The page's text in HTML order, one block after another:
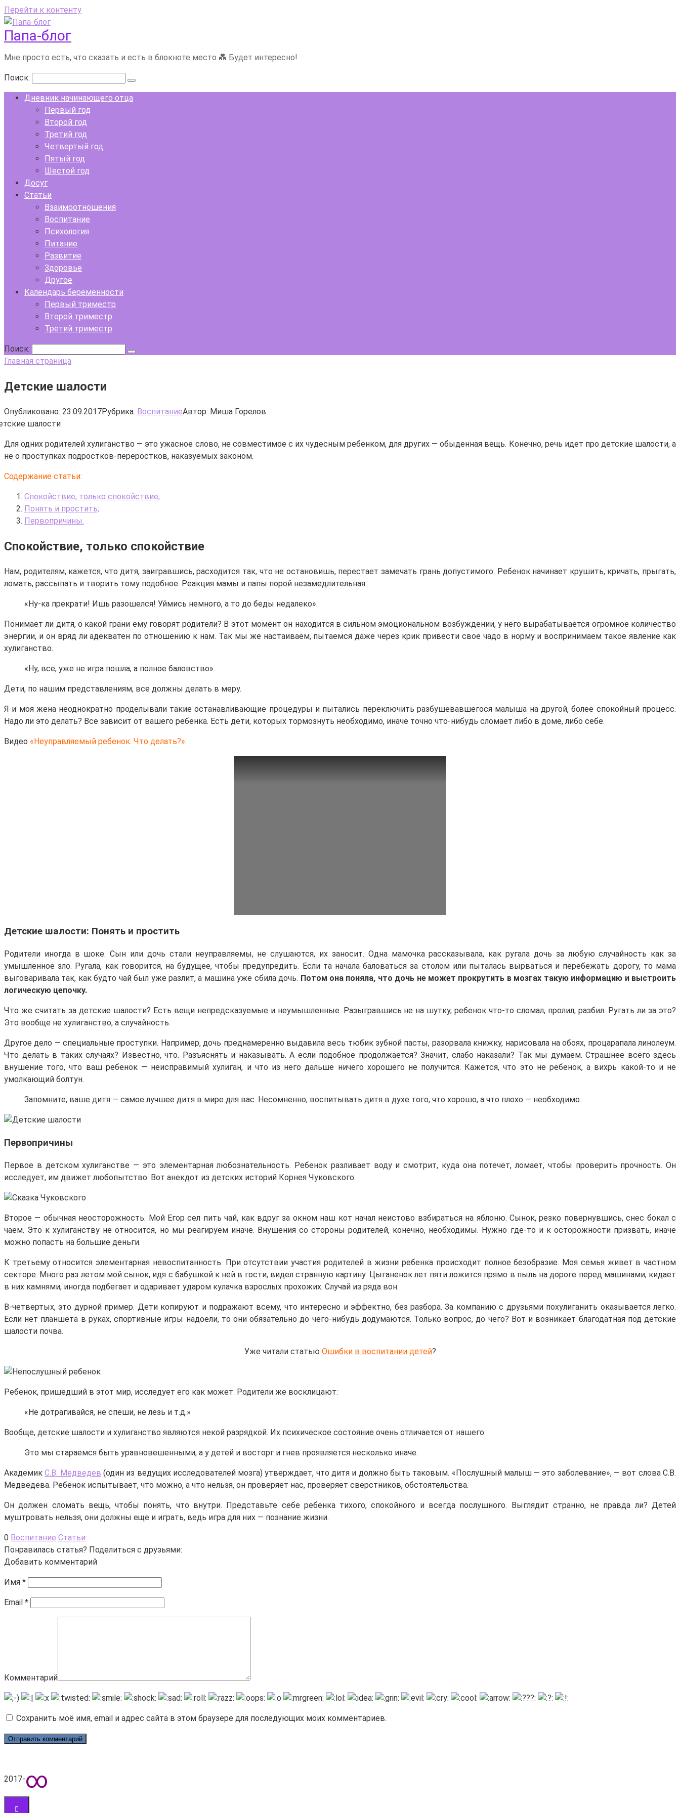
Перейти к контенту
Папа-блог
Мне просто есть, что сказать и есть в блокноте место 💑 Будет интересно!
Поиск:
Дневник начинающего отца
Первый год
Второй год
Третий год
Четвертый год
Пятый год
Шестой год
Досуг
Статьи
Взаимоотношения
Воспитание
Психология
Питание
Развитие
Здоровье
Другое
Календарь беременности
Первый триместр
Второй триместр
Третий триместр
Поиск:
Главная страница
Детские шалости
Опубликовано: 23.09.2017Рубрика: ВоспитаниеАвтор: Миша Горелов
Для одних родителей хулиганство — это ужасное слово, не совместимое с их чудесным ребенком, для других — обыденная вещь. Конечно, речь идет про детские шалости, а
не о проступках подростков-переростков, наказуемых законом.
Содержание статьи:
Спокойствие, только спокойствие;
Понять и простить;
Первопричины.
Спокойствие, только спокойствие
Нам, родителям, кажется, что дитя, заигравшись, расходится так, что не остановишь, перестает замечать грань допустимого. Ребенок начинает крушить, кричать, прыгать,
ломать, рассыпать и творить тому подобное. Реакция мамы и папы порой незамедлительная:
«Ну-ка прекрати! Ишь разошелся! Уймись немного, а то до беды недалеко».
Понимает ли дитя, о какой грани ему говорят родители? В этот момент он находится в сильном эмоциональном возбуждении, у него вырабатывается огромное количество
энергии, и он вряд ли адекватен по отношению к нам. Так мы же настаиваем, пытаемся даже через крик привести свое чадо в норму и воспринимаем такое явление как
хулиганство.
«Ну, все, уже не игра пошла, а полное баловство».
Дети, по нашим представлениям, все должны делать в меру.
Я и моя жена неоднократно проделывали такие останавливающие процедуры и пытались переключить разбушевавшегося малыша на другой, более спокойный процесс.
Надо ли это делать? Все зависит от вашего ребенка. Есть дети, которых тормознуть необходимо, иначе точно что-нибудь сломает либо в доме, либо себе.
Видео «Неуправляемый ребенок. Что делать?»:
Детские шалости: Понять и простить
Родители иногда в шоке. Сын или дочь стали неуправляемы, не слушаются, их заносит. Одна мамочка рассказывала, как ругала дочь за любую случайность как за
умышленное зло. Ругала, как говорится, на будущее, чтобы предупредить. Если та начала баловаться за столом или пыталась вырваться и перебежать дорогу, то мама
выговаривала так, как будто чай был уже разлит, а машина уже сбила дочь. Потом она поняла, что дочь не может прокрутить в мозгах такую информацию и выстроить
логическую цепочку.
Что же считать за детские шалости? Есть вещи непредсказуемые и неумышленные. Разыгравшись не на шутку, ребенок что-то сломал, пролил, разбил. Ругать ли за это?
Это вообще не хулиганство, а случайность.
Другое дело — специальные проступки. Например, дочь преднамеренно выдавила весь тюбик зубной пасты, разорвала книжку, нарисовала на обоях, процарапала линолеум.
Что делать в таких случаях? Известно, что. Разъяснять и наказывать. А если подобное продолжается? Значит, слабо наказали? Так мы думаем. Страшнее всего здесь
внушение того, что ваш ребенок — неисправимый хулиган, и что из него дальше ничего хорошего не получится. Кажется, что это не ребенок, а вихрь какой-то и не
умолкающий болтун.
Запомните, ваше дитя — самое лучшее дитя в мире для вас. Несомненно, воспитывать дитя в духе того, что хорошо, а что плохо — необходимо.
Первопричины
Первое в детском хулиганстве — это элементарная любознательность. Ребенок разливает воду и смотрит, куда она потечет, ломает, чтобы проверить прочность. Он
исследует, им движет любопытство. Вот анекдот из детских историй Корнея Чуковского:
Второе — обычная неосторожность. Мой Егор сел пить чай, как вдруг за окном наш кот начал неистово взбираться на яблоню. Сынок, резко повернувшись, снес бокал с
чаем. Это к хулиганству не относится, но мы реагируем иначе. Внушения со стороны родителей, конечно, необходимы. Нужно где-то и к осторожности призвать, иначе
можно попасть на большие деньги.
К третьему относится элементарная невоспитанность. При отсутствии участия родителей в жизни ребенка происходит полное безобразие. Моя семья живет в частном
секторе. Много раз летом мой сынок, идя с бабушкой к ней в гости, видел странную картину. Цыганенок лет пяти ложится прямо в пыль на дороге перед машинами, кидает
в них камнями, иногда подбегает и одаривает ударом кулачка взрослых прохожих. Случай из ряда вон.
В-четвертых, это дурной пример. Дети копируют и подражают всему, что интересно и эффектно, без разбора. За компанию с друзьями похулиганить оказывается легко.
Если нет планшета в руках, спортивные игры надоели, то они обязательно до чего-нибудь додумаются. Только вопрос, до чего? Вот и возникает благодатная под детские
шалости почва.
Уже читали статью Ошибки в воспитании детей?
Ребенок, пришедший в этот мир, исследует его как может. Родители же восклицают:
«Не дотрагивайся, не спеши, не лезь и т.д.»
Вообще, детские шалости и хулиганство являются некой разрядкой. Их психическое состояние очень отличается от нашего.
Это мы стараемся быть уравновешенными, а у детей и восторг и гнев проявляется несколько иначе.
АкадемикС.В. Медведев (один из ведущих исследователей мозга) утверждает, что дитя и должно быть таковым. «Послушный малыш — это заболевание», — вот слова С.В.
Медведева. Ребенок испытывает, что можно, а что нельзя, он проверяет нас, проверяет сверстников, обстоятельства.
Он должен сломать вещь, чтобы понять, что внутри. Представьте себе ребенка тихого, спокойного и всегда послушного. Выглядит странно, не правда ли? Детей
муштровать нельзя, они должны еще и играть, ведь игра для них — познание жизни.
0 Воспитание Статьи
Понравилась статья? Поделиться с друзьями:
Добавить комментарий
Имя *
Email *
Комментарий
Сохранить моё имя, email и адрес сайта в этом браузере для последующих моих комментариев.
2017-∞